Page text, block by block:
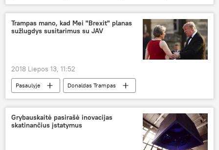
kaimo gyventojai
gyventojai
Miesto gyventojai
Lietuvos gyventojų
Trampas mano, kad Mei "Brexit" planas
sužlugdys susitarimus su JAV
2018 Liepos 13, 11:52
Pasaulyje
Donaldas Trampas
Tereza Mei
Brexit
Brexit: kas yra "už" ir kas – "prieš"
Grybauskaitė pasirašė inovacijas
skatinančius įstatymus